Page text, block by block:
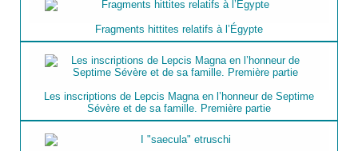
Fragments hittites relatifs à l’Égypte
Les inscriptions de Lepcis Magna en l’honneur de Septime
Sévère et de sa famille. Première partie